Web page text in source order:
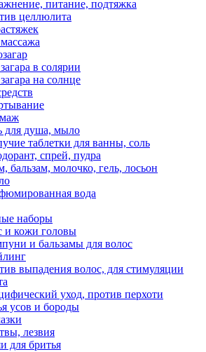
питание, подтяжка
целлюлита
в солярии
на солнце
для душа, мыло
таблетки для ванны, соль
спрей, пудра
бальзам, молочко, гель, лосьон
вода
наборы
и кожи головы
и бальзамы для волос
выпадения волос, для стимуляции
уход, против перхоти
усов и бороды
лезвия
для бритья